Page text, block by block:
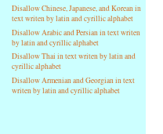
Disallow Chinese, Japanese, and Korean in
text writen by latin and cyrillic alphabet
Disallow Arabic and Persian in text writen
by latin and cyrillic alphabet
Disallow Thai in text writen by latin and
cyrillic alphabet
Disallow Armenian and Georgian in text
writen by latin and cyrillic alphabet